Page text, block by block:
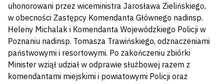
uhonorowani przez wiceministra Jarosława Zielińskiego,
w obecności Zastępcy Komendanta Głównego nadinsp.
Heleny Michalak i Komendanta Wojewódzkiego Policji w
Poznaniu nadinsp. Tomasza Trawińskiego, odznaczeniami
państwowymi i resortowymi. Po zakończeniu zbiórki
Minister wziął udział w odprawie służbowej razem z
komendantami miejskimi i powiatowymi Policji oraz